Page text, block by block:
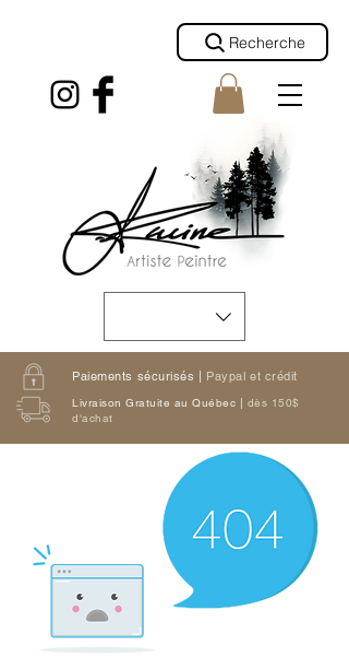
Paiements sécurisés | Paypal et crédit
Livraison Gratuite au Québec | dès 150$
d'achat
Recherche